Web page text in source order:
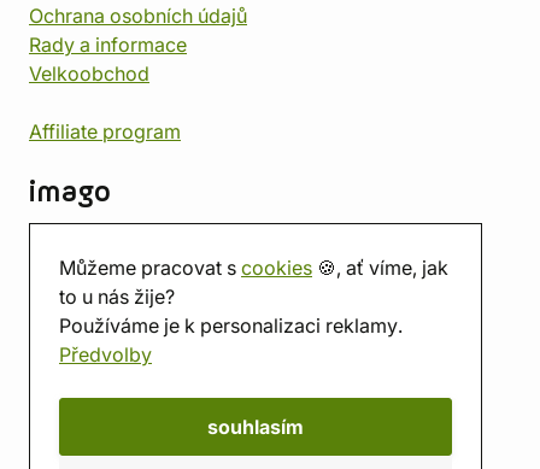
Můžeme pracovat s cookies 🍪, ať víme, jak
to u nás žije?
Používáme je k personalizaci reklamy.
Předvolby
souhlasím
Ochrana osobních údajů
Rady a informace
Velkoobchod
Affiliate program
imago
Prodejna
Herna
O nás
Hodnocení obchodu